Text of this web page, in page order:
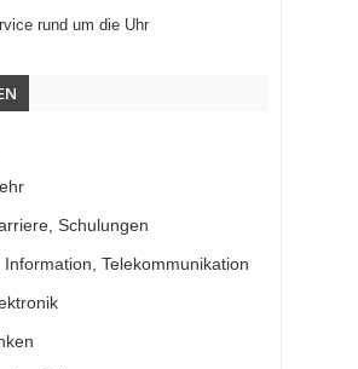
rund um die Uhr
Schulungen
Telekommunikation